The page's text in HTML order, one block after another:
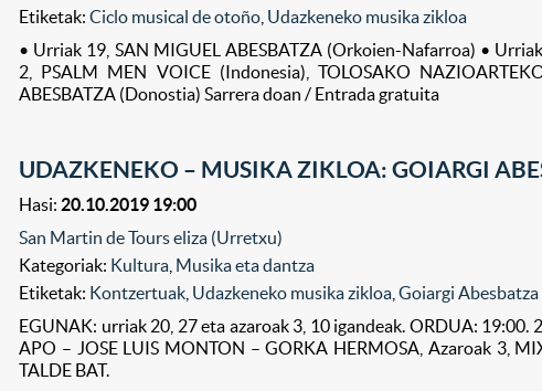
Etiketak:Ciclo musical de otoño Udazkeneko musika zikloa
• Urriak 19, SAN MIGUEL ABESBATZA (Orkoien-Nafarroa) •
2, PSALM MEN VOICE (Indonesia), TOLOSAKO
ABESBATZA (Donostia) Sarrera doan / Entrada gratuita
UDAZKENEKO – MUSIKA ZIKLOA: GOIARGI
Hasi: 20.10.2019 19:00
San Martin de Tours eliza (Urretxu)
Kategoriak: Kultura Musika eta dantza
Etiketak: Kontzertuak Udazkeneko musika zikloa ,Goiargi Abesbatza
EGUNAK: urriak 20, 27 eta azaroak 3, 10 igandeak. ORDUA:
APO – JOSE LUIS MONTON – GORKA HERMOSA, Azaroak 3,
TALDE BAT.